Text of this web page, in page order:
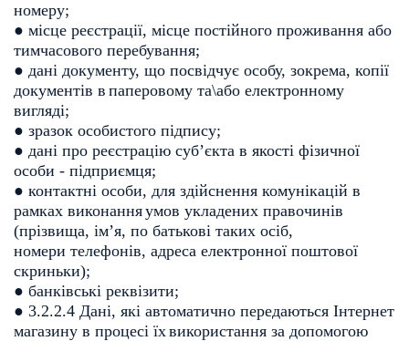
номеру;
● місце реєстрації, місце постійного проживання або
тимчасового перебування;
● дані документу, що посвідчує особу, зокрема, копії
документів в паперовому та\або електронному
вигляді;
● зразок особистого підпису;
● дані про реєстрацію суб’єкта в якості фізичної
особи - підприємця;
● контактні особи, для здійснення комунікацій в
рамках виконанняумов укладених правочинів
(прізвища, ім’я, по батькові таких осіб,
номери телефонів, адреса електронної поштової
скриньки);
● банківські реквізити;
● 3.2.2.4 Дані, які автоматично передаються Інтернет
магазину в процесі їхвикористання за допомогою